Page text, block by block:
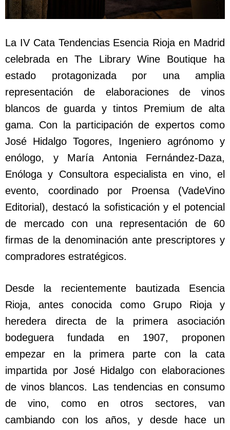
La IV Cata Tendencias Esencia Rioja en Madrid
celebrada en The Library Wine Boutique ha
estado protagonizada por una amplia
representación de elaboraciones de vinos
blancos de guarda y tintos Premium de alta
gama. Con la participación de expertos como
José Hidalgo Togores, Ingeniero agrónomo y
enólogo, y María Antonia Fernández-Daza,
Enóloga y Consultora especialista en vino, el
evento, coordinado por Proensa (VadeVino
Editorial), destacó la sofisticación y el potencial
de mercado con una representación de 60
firmas de la denominación ante prescriptores y
compradores estratégicos.
Desde la recientemente bautizada Esencia
Rioja, antes conocida como Grupo Rioja y
heredera directa de la primera asociación
bodeguera fundada en 1907, proponen
empezar en la primera parte con la cata
impartida por José Hidalgo con elaboraciones
de vinos blancos. Las tendencias en consumo
de vino, como en otros sectores, van
cambiando con los años, y desde hace un